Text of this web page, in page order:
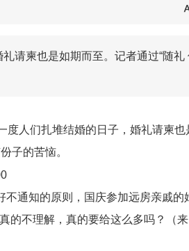
请柬也是如期而至。记者通过“随礼
度人们扎堆结婚的日子，婚礼请柬也
子的苦恼。
通知的原则，国庆参加远房亲戚的
的不理解，真的要给这么多吗？（来